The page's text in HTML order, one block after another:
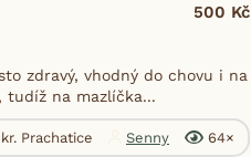
500 Kč
zdravý, vhodný do chovu i na
tudíž na mazlíčka...
Prachatice Senny 64×